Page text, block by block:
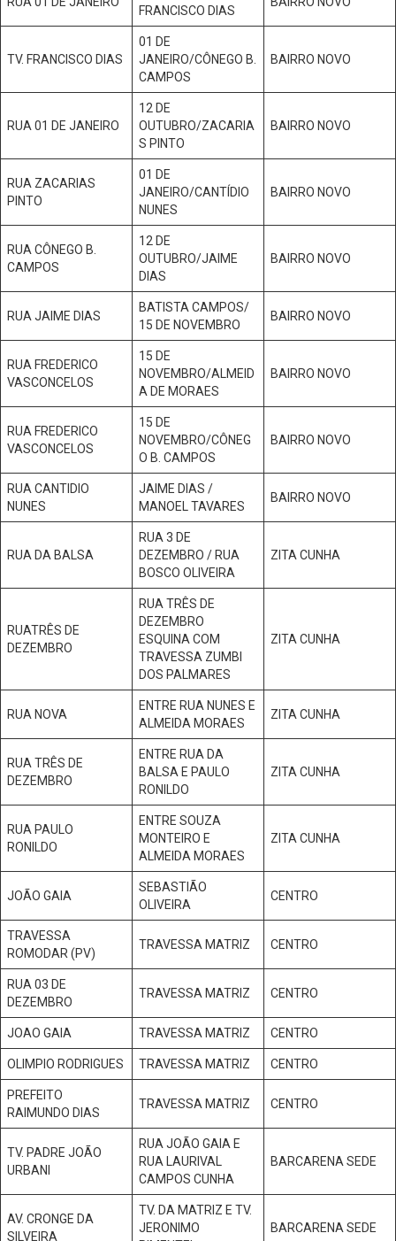
FRANCISCO DIAS
TV. FRANCISCO DIAS
01 DE
JANEIRO/CÔNEGO B.
CAMPOS
BAIRRO NOVO
RUA 01 DE JANEIRO
12 DE
OUTUBRO/ZACARIA
S PINTO
BAIRRO NOVO
RUA ZACARIAS
PINTO
01 DE
JANEIRO/CANTÍDIO
NUNES
BAIRRO NOVO
RUA CÔNEGO B.
CAMPOS
12 DE
OUTUBRO/JAIME
DIAS
BAIRRO NOVO
RUA JAIME DIAS
BATISTA CAMPOS/
15 DE NOVEMBRO
BAIRRO NOVO
RUA FREDERICO
VASCONCELOS
15 DE
NOVEMBRO/ALMEID
A DE MORAES
BAIRRO NOVO
RUA FREDERICO
VASCONCELOS
15 DE
NOVEMBRO/CÔNEG
O B. CAMPOS
BAIRRO NOVO
RUA CANTIDIO
NUNES
JAIME DIAS /
MANOEL TAVARES
BAIRRO NOVO
RUA DA BALSA
RUA 3 DE
DEZEMBRO / RUA
BOSCO OLIVEIRA
ZITA CUNHA
RUATRÊS DE
DEZEMBRO
RUA TRÊS DE
DEZEMBRO
ESQUINA COM
TRAVESSA ZUMBI
DOS PALMARES
ZITA CUNHA
RUA NOVA
ENTRE RUA NUNES E
ALMEIDA MORAES
ZITA CUNHA
RUA TRÊS DE
DEZEMBRO
ENTRE RUA DA
BALSA E PAULO
RONILDO
ZITA CUNHA
RUA PAULO
RONILDO
ENTRE SOUZA
MONTEIRO E
ALMEIDA MORAES
ZITA CUNHA
JOÃO GAIA
SEBASTIÃO
OLIVEIRA
CENTRO
TRAVESSA
ROMODAR (PV)
TRAVESSA MATRIZ CENTRO
RUA 03 DE
DEZEMBRO
TRAVESSA MATRIZ CENTRO
JOAO GAIA TRAVESSA MATRIZ CENTRO
OLIMPIO RODRIGUES TRAVESSA MATRIZ CENTRO
PREFEITO
RAIMUNDO DIAS
TRAVESSA MATRIZ CENTRO
TV. PADRE JOÃO
URBANI
RUA JOÃO GAIA E
RUA LAURIVAL
CAMPOS CUNHA
BARCARENA SEDE
AV. CRONGE DA
SILVEIRA
TV. DA MATRIZ E TV.
JERONIMO
BARCARENA SEDE